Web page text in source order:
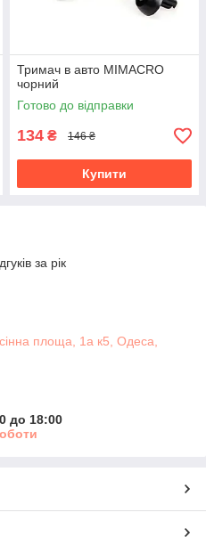
Тримач в авто MIMACRO
чорний
Готово до відправки
134 ₴ 146 ₴
Купити
за рік
площа, 1а к5, Одеса,
до 18:00